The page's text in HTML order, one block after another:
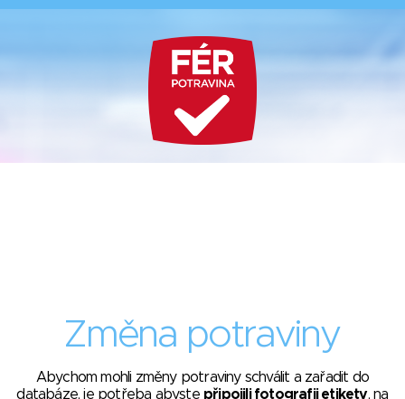
Změna potraviny
Abychom mohli změny potraviny schválit a zařadit do
databáze, je potřeba abyste připojili fotografii etikety, na